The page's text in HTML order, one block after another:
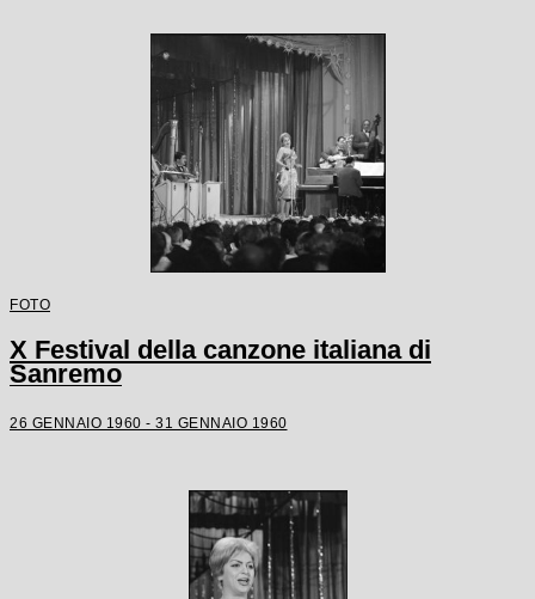
FOTO
X Festival della canzone italiana di
Sanremo
26 GENNAIO 1960 - 31 GENNAIO 1960